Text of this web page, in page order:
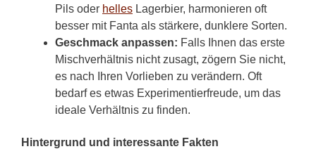
Pils oder helles Lagerbier, harmonieren oft
besser mit Fanta als stärkere, dunklere Sorten.
Geschmack anpassen: Falls Ihnen das erste
Mischverhältnis nicht zusagt, zögern Sie nicht,
es nach Ihren Vorlieben zu verändern. Oft
bedarf es etwas Experimentierfreude, um das
ideale Verhältnis zu finden.
Hintergrund und interessante Fakten